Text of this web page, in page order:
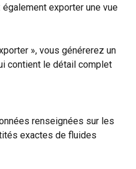
exporter une vue
», vous générerez un
contient le détail complet
renseignées sur les
exactes de fluides